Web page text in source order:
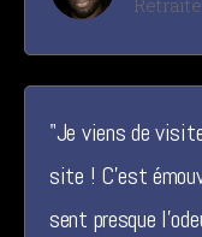
Retraité
"Je viens de
site ! C'est
sent presque